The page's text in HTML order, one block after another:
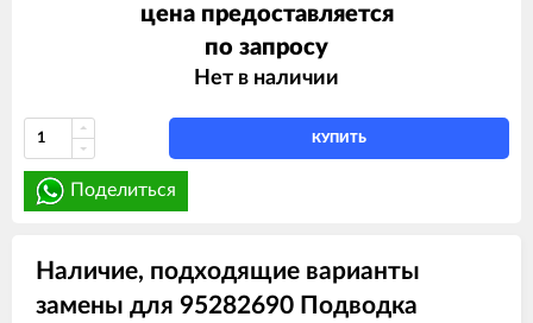
цена предоставляется
по запросу
Нет в наличии
КУПИТЬ
Поделиться
Наличие, подходящие варианты
замены для 95282690 Подводка